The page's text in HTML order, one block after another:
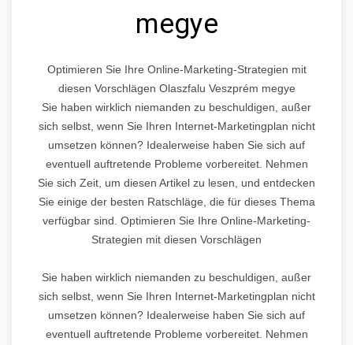
megye
Optimieren Sie Ihre Online-Marketing-Strategien mit
diesen Vorschlägen Olaszfalu Veszprém megye
Sie haben wirklich niemanden zu beschuldigen, außer
sich selbst, wenn Sie Ihren Internet-Marketingplan nicht
umsetzen können? Idealerweise haben Sie sich auf
eventuell auftretende Probleme vorbereitet. Nehmen
Sie sich Zeit, um diesen Artikel zu lesen, und entdecken
Sie einige der besten Ratschläge, die für dieses Thema
verfügbar sind. Optimieren Sie Ihre Online-Marketing-
Strategien mit diesen Vorschlägen
Sie haben wirklich niemanden zu beschuldigen, außer
sich selbst, wenn Sie Ihren Internet-Marketingplan nicht
umsetzen können? Idealerweise haben Sie sich auf
eventuell auftretende Probleme vorbereitet. Nehmen